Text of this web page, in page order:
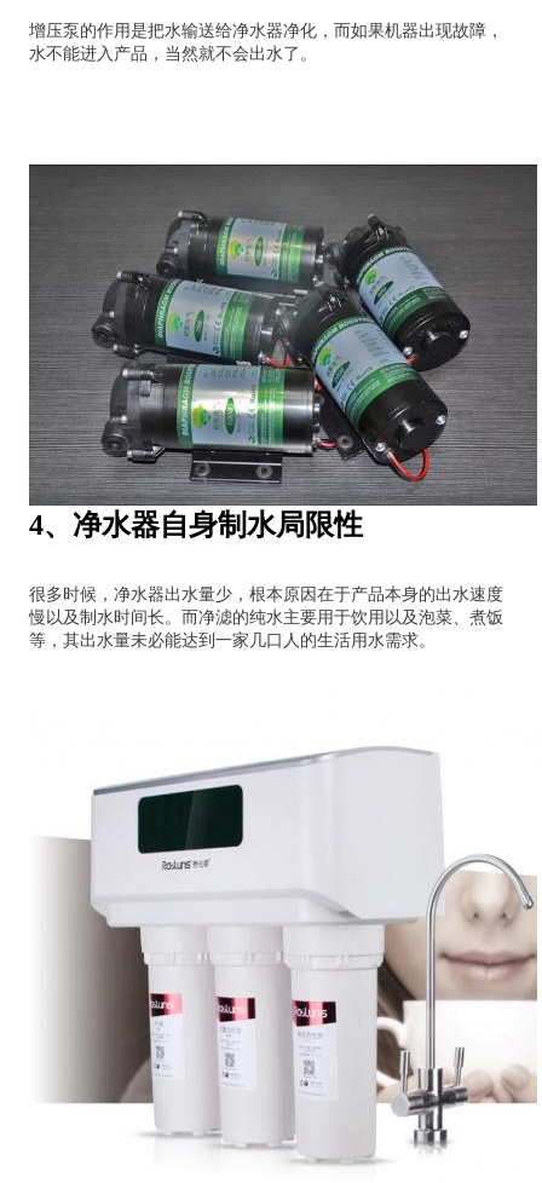
增压泵的作用是把水输送给净水器净化，而如果机器出现故障，
水不能进入产品，当然就不会出水了。
4、净水器自身制水局限性
很多时候，净水器出水量少，根本原因在于产品本身的出水速度
慢以及制水时间长。而净滤的纯水主要用于饮用以及泡菜、煮饭
等，其出水量未必能达到一家几口人的生活用水需求。